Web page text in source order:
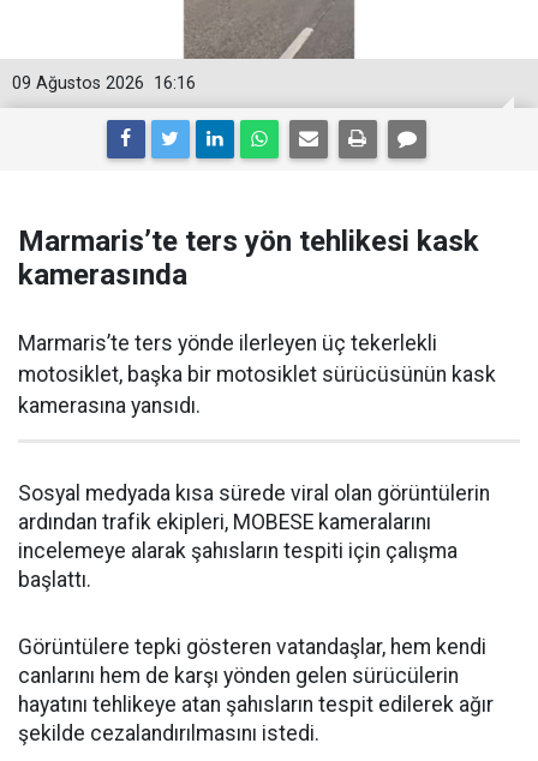
16:16
09 Ağustos 2026
Marmaris’te ters yön tehlikesi kask
kamerasında
Marmaris’te ters yönde ilerleyen üç tekerlekli
motosiklet, başka bir motosiklet sürücüsünün kask
kamerasına yansıdı.
Sosyal medyada kısa sürede viral olan görüntülerin
ardından trafik ekipleri, MOBESE kameralarını
incelemeye alarak şahısların tespiti için çalışma
başlattı.
Görüntülere tepki gösteren vatandaşlar, hem kendi
canlarını hem de karşı yönden gelen sürücülerin
hayatını tehlikeye atan şahısların tespit edilerek ağır
şekilde cezalandırılmasını istedi.